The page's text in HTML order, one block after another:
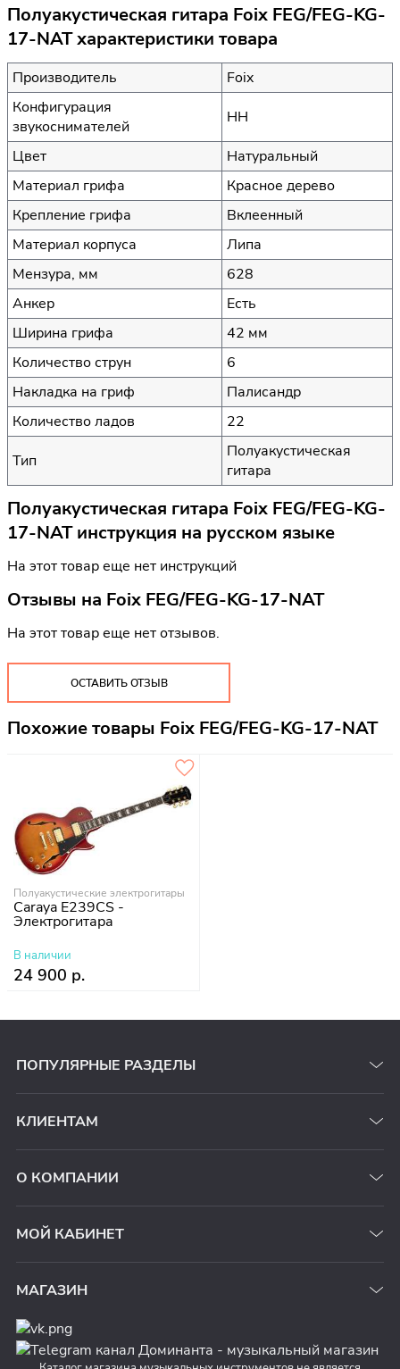
Полуакустическая гитара Foix FEG/FEG-KG-
17-NAT характеристики товара
Производитель
Foix
Конфигурация
звукоснимателей
HH
Цвет
Натуральный
Материал грифа
Красное дерево
Крепление грифа
Вклеенный
Материал корпуса
Липа
Мензура, мм
628
Анкер
Есть
Ширина грифа
42 мм
Количество струн
6
Накладка на гриф
Палисандр
Количество ладов
22
Тип
Полуакустическая
гитара
Полуакустическая гитара Foix FEG/FEG-KG-
17-NAT инструкция на русском языке
На этот товар еще нет инструкций
Отзывы на Foix FEG/FEG-KG-17-NAT
На этот товар еще нет отзывов.
ОСТАВИТЬ ОТЗЫВ
Похожие товары Foix FEG/FEG-KG-17-NAT
Полуакустические электрогитары
Caraya E239CS -
Электрогитара
В наличии
24 900 р.
ПОПУЛЯРНЫЕ РАЗДЕЛЫ
КЛИЕНТАМ
О КОМПАНИИ
МОЙ КАБИНЕТ
МАГАЗИН